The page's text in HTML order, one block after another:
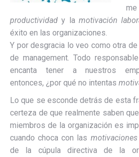
productividad y la motivación
éxito en las organizaciones.
Y por desgracia lo veo como otra
de management. Todo
encanta tener a nuestros
entonces, ¿por qué no intentas
Lo que se esconde detrás de esta
certeza de que realmente saben
miembros de la organización es
cuando choca con las motivaciones
de la cúpula directiva de la